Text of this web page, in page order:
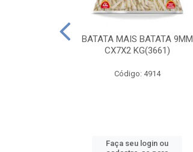
BATATA MAIS BATATA 9MM
CX7X2 KG(3661)
Código: 4914
Faça seu login ou